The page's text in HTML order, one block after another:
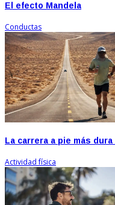
El efecto Mandela
Conductas
La carrera a pie más
Actividad física